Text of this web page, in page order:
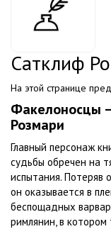
Сатклиф
На этой странице
Факелоносцы
Розмари
Главный персонаж
судьбы обречен на
испытания. Потеряв
он оказывается в
беспощадных
римлянин, в котором